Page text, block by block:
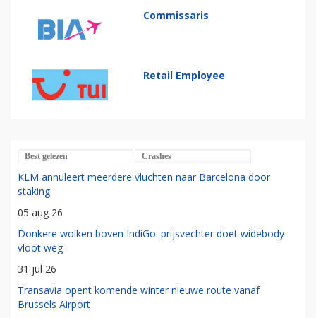
Commissaris
Retail Employee
Best gelezen Crashes
KLM annuleert meerdere vluchten naar Barcelona door
staking
05 aug 26
Donkere wolken boven IndiGo: prijsvechter doet widebody-
vloot weg
31 jul 26
Transavia opent komende winter nieuwe route vanaf
Brussels Airport